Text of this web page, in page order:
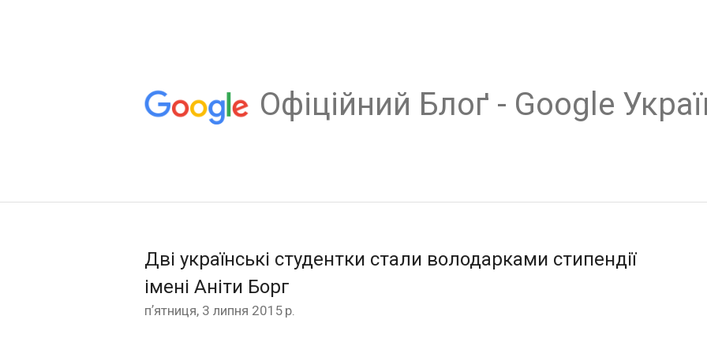
Oфіційний Блоґ - Google
Дві українські студентки стали володарками стипендії
імені Аніти Борг
пʼятниця, 3 липня 2015 р.